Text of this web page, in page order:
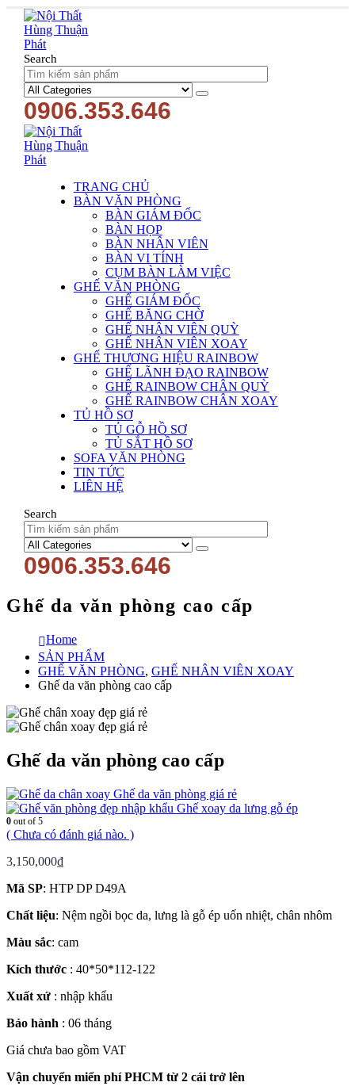
Search
0906.353.646
TRANG CHỦ
BÀN VĂN PHÒNG
BÀN GIÁM ĐỐC
BÀN HỌP
BÀN NHÂN VIÊN
BÀN VI TÍNH
CỤM BÀN LÀM VIỆC
GHẾ VĂN PHÒNG
GHẾ GIÁM ĐỐC
GHẾ BĂNG CHỜ
GHẾ NHÂN VIÊN QUỲ
GHẾ NHÂN VIÊN XOAY
GHẾ THƯƠNG HIỆU RAINBOW
GHẾ LÃNH ĐẠO RAINBOW
GHẾ RAINBOW CHÂN QUỲ
GHẾ RAINBOW CHÂN XOAY
TỦ HỒ SƠ
TỦ GỖ HỒ SƠ
TỦ SẮT HỒ SƠ
SOFA VĂN PHÒNG
TIN TỨC
LIÊN HỆ
Search
0906.353.646
Ghế da văn phòng cao cấp
Home
SẢN PHẨM
GHẾ VĂN PHÒNG, GHẾ NHÂN VIÊN XOAY
Ghế da văn phòng cao cấp
Ghế da văn phòng cao cấp
Ghế da văn phòng giá rẻ
Ghế xoay da lưng gỗ ép
0 out of 5
( Chưa có đánh giá nào. )
3,150,000₫
Mã SP: HTP DP D49A
Chất liệu: Nệm ngồi bọc da, lưng là gỗ ép uốn nhiệt, chân nhôm
Màu sắc: cam
Kích thước : 40*50*112-122
Xuất xứ : nhập khẩu
Bảo hành : 06 tháng
Giá chưa bao gồm VAT
Vận chuyển miển phí PHCM từ 2 cái trở lên